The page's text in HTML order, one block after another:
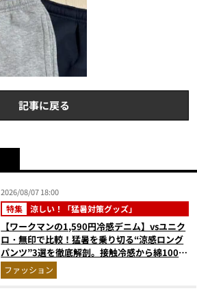
記事に戻る
2026/08/07 18:00
特集 涼しい！「猛暑対策グッズ」
【ワークマンの1,590円冷感デニム】vsユニク
ロ・無印で比較！猛暑を乗り切る“涼感ロング
パンツ”3選を徹底解剖。接触冷感から綿100%
まで決定版
ファッション